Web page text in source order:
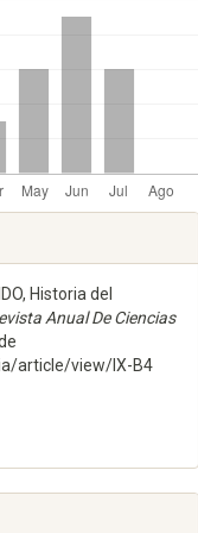
Historia del
Anual De Ciencias
article/view/IX-B4